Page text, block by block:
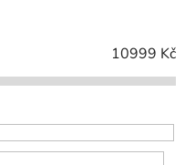
10999 Kč